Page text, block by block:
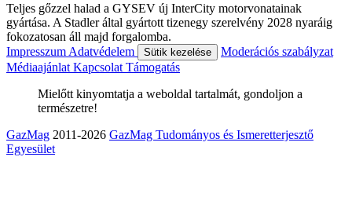
Teljes gőzzel halad a GYSEV új InterCity motorvonatainak
gyártása. A Stadler által gyártott tizenegy szerelvény 2028 nyaráig
fokozatosan áll majd forgalomba.
Impresszum Adatvédelem Sütik kezelése
Moderációs szabályzat
Médiaajánlat Kapcsolat Támogatás
Mielőtt kinyomtatja a weboldal tartalmát, gondoljon a
természetre!
GazMag 2011-2026 GazMag Tudományos és Ismeretterjesztő
Egyesület